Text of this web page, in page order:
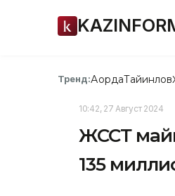
Тренд:АқордаТайинлов
10:42, 27 Август 2024
ЖССТ
135